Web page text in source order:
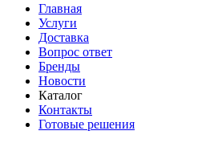
Главная
Услуги
Доставка
Вопрос ответ
Бренды
Новости
Каталог
Контакты
Готовые решения